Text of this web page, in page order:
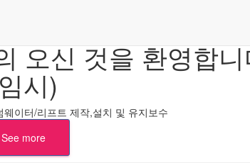
오신 것을 환영합
시)
이터/리프트 제작,설치 및 유지보수
See more